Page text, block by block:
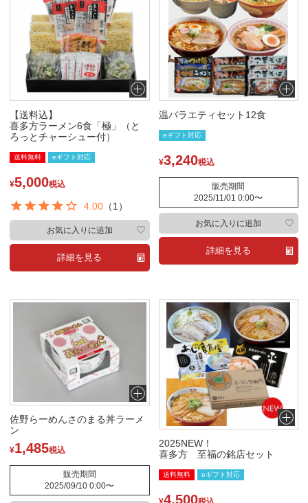
【送料込】
喜多方ラーメン6食「極」（と
ろっとチャーシュー付）
送料無料 eギフト対応
¥5,000税込
4.00 （1）
詳細を見る
お気に入りに追加
温バラエティセット12食
eギフト対応
¥3,240税込
販売期間
2025/11/01 0:00〜
詳細を見る
お気に入りに追加
佐野らーめんさのまる丼ラーメ
ン
¥1,485税込
販売期間
2025/09/10 0:00〜
2025NEW！
喜多方 至福の銘店セット
送料無料 eギフト対応
4,500